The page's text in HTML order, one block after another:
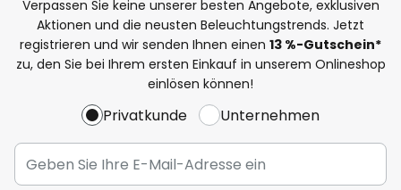
Verpassen Sie keine unserer besten Angebote, exklusiven
Aktionen und die neusten Beleuchtungstrends. Jetzt
registrieren und wir senden Ihnen einen 13 %-Gutschein*
zu, den Sie bei Ihrem ersten Einkauf in unserem Onlineshop
einlösen können!
Privatkunde Unternehmen